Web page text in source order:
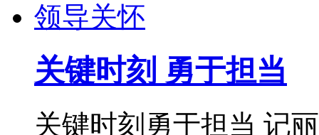
领导关怀
关键时刻 勇于担当
关键时刻勇于担当 记